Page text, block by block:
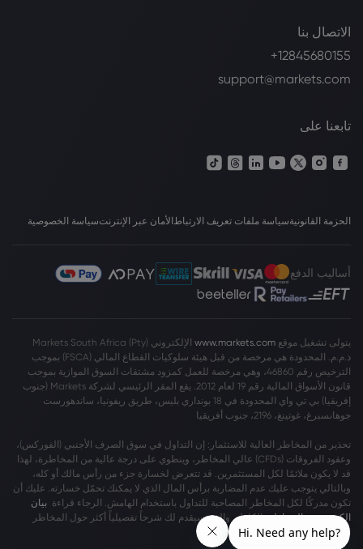
الاتصال بنا
+12845680155
support@markets.com
تابعنا على
الحزمة القانونيةسياسة ملفات تعريف الارتباط الأمان عبر الإنترنتسياسة الخصوصية
أساليب الدفع
يتولى تشغيل موقع www.markets.com
الإلكتروني Markets South Africa (Pty)
ذ.م.م. المحدودة هي مرخصة من قبل هيئة سلوكيات القطاع المالي (FSCA) بموجب
الترخيص رقم 46860، وهي مرخصة للعمل كمزود مشتقات السوق الموازية بموجب
قانون الأسواق المالية رقم 19 لعام 2012. يقع المقر الرئيسي لشركة Markets (جنوب
إفريقيا) بي تي واي المحدودة في 18 بونداري بليس، طريق ريفونيا، ساندهورست
جوهانسبرغ، غوتينغ، 2196، جنوب أفريقيا
تحذير من المخاطر العالية للاستثمار: إن التداول في سوق الصرف الأجنبي (الفوركس)،
وعقود الفروقات (CFDs) عالي المخاطر، وينطوي على درجة عالية من المخاطرة، لهذا
قد لا يكون ملائمًا لكل المستثمرين. قد تتعرض لخسارة جزء من رأس مالك أو كله،
وبالتالي يتوجب عليك عدم المضاربة برأس المال الذي لا يمكنك تحمّل خسارته. عليك أن
تكون مدركًا لكل المخاطر المصاحبة للتداول باستخدام الهامش. الرجاء قراءة بيان
الكشف عن المخاطربالكامل، والذي سيقدم لك شرحاً تفصيلياً أكثر حول المخاطر
المشمولة.